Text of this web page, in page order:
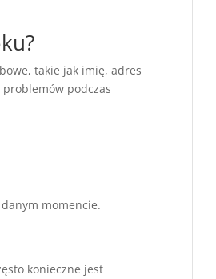
takie jak imię, adres
podczas
momencie.
konieczne jest